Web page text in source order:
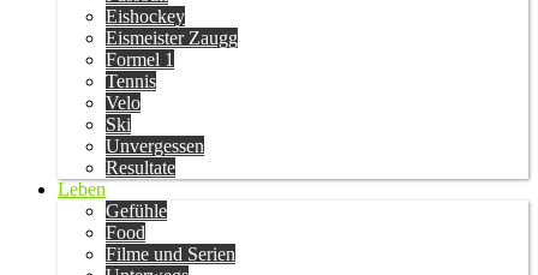
Eishockey
Eismeister Zaugg
Formel 1
Tennis
Velo
Ski
Unvergessen
Resultate
Leben
Gefühle
Food
Filme und Serien